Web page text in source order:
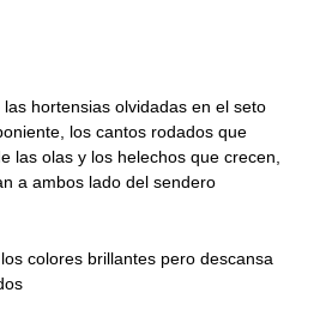
hortensias olvidadas en el seto
los cantos rodados que
las olas y los helechos que crecen,
a ambos lado del sendero
colores brillantes pero descansa